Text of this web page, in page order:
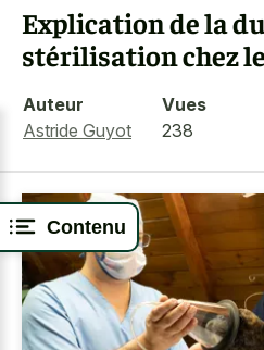
Contenu
Explication de la
stérilisation chez
Auteur
Astride Guyot
Vues
238